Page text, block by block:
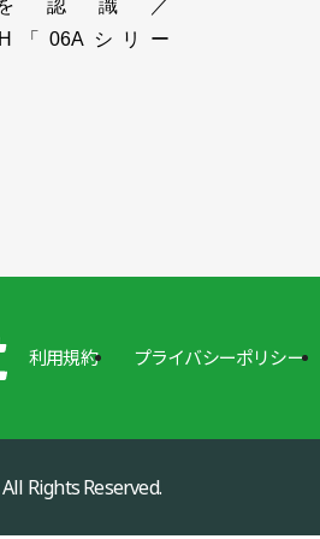
認識／
「06Aシリー
利用規約 プライバシーポリシー
Rights Reserved.